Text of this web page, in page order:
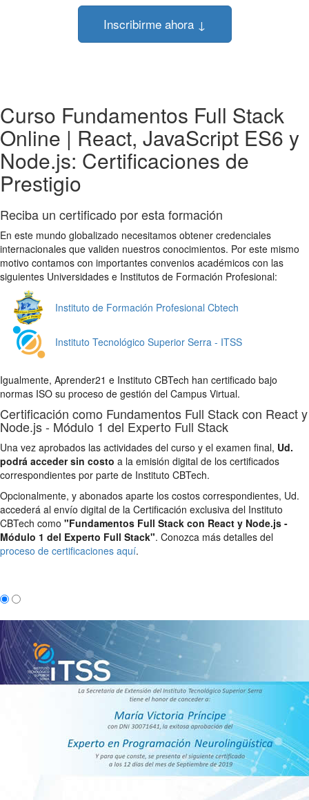
Inscribirme ahora ↓
Curso Fundamentos Full Stack
Online | React, JavaScript ES6 y
Node.js: Certificaciones de
Prestigio
Reciba un certificado por esta formación
En este mundo globalizado necesitamos obtener credenciales
internacionales que validen nuestros conocimientos. Por este mismo
motivo contamos con importantes convenios académicos con las
siguientes Universidades e Institutos de Formación Profesional:
Instituto de Formación Profesional Cbtech
Instituto Tecnológico Superior Serra - ITSS
Igualmente, Aprender21 e Instituto CBTech han certificado bajo
normas ISO su proceso de gestión del Campus Virtual.
Certificación como Fundamentos Full Stack con React y
Node.js - Módulo 1 del Experto Full Stack
Una vez aprobados las actividades del curso y el examen final, Ud.
podrá acceder sin costo a la emisión digital de los certificados
correspondientes por parte de Instituto CBTech.
Opcionalmente, y abonados aparte los costos correspondientes, Ud.
accederá al envío digital de la Certificación exclusiva del Instituto
CBTech como "Fundamentos Full Stack con React y Node.js -
Módulo 1 del Experto Full Stack". Conozca más detalles del
proceso de certificaciones aquí.